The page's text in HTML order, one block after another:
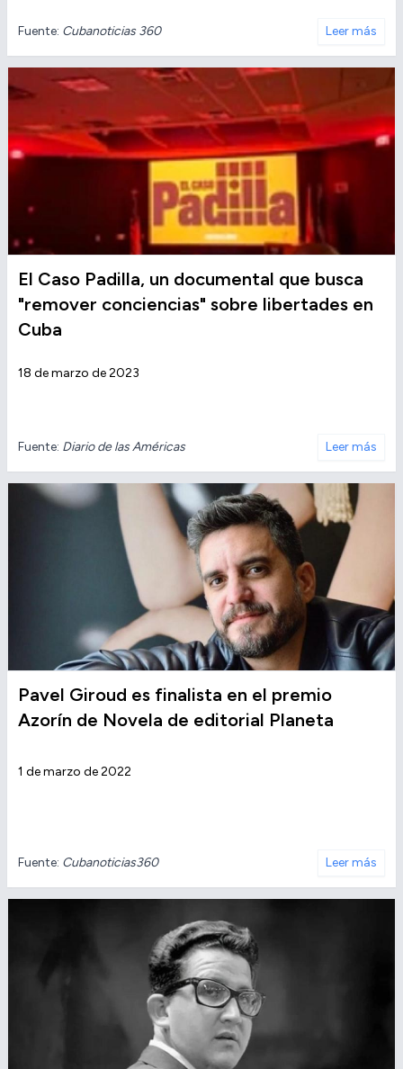
Fuente: Cubanoticias 360 Leer más
El Caso Padilla, un documental que busca
"remover conciencias" sobre libertades en
Cuba
18 de marzo de 2023
Fuente: Diario de las Américas Leer más
Pavel Giroud es finalista en el premio
Azorín de Novela de editorial Planeta
1 de marzo de 2022
Fuente: Cubanoticias360 Leer más